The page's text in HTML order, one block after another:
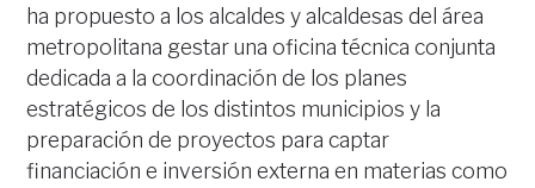
ha propuesto a los alcaldes y alcaldesas del área
metropolitana gestar una oficina técnica conjunta
dedicada a la coordinación de los planes
estratégicos de los distintos municipios y la
preparación de proyectos para captar
financiación e inversión externa en materias como